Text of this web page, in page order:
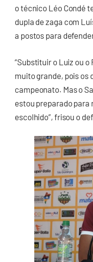
o técnico Léo Condé
dupla de zaga com
a postos para
“Substituir o Luiz ou
muito grande, pois os
campeonato. Mas o
estou preparado para
escolhido”, frisou o